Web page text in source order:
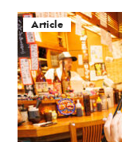
Article